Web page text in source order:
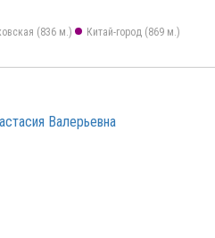
(836 м.) Китай-город (869 м.)
Валерьевна